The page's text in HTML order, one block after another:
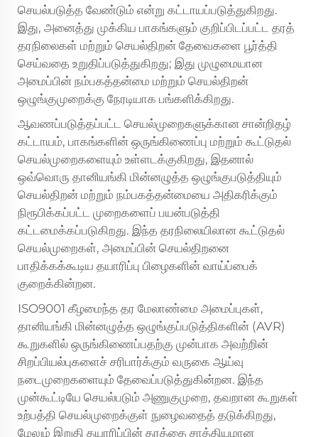
செயல்படுத்த வேண்டும் என்று கட்டாயப்படுத்துகிறது.
இது, அனைத்து முக்கிய பாகங்களும் குறிப்பிடப்பட்ட தரத்
தரநிலைகள் மற்றும் செயல்திறன் தேவைகளை பூர்த்தி
செய்வதை உறுதிப்படுத்துகிறது; இது முழுமையான
அமைப்பின் நம்பகத்தன்மை மற்றும் செயல்திறன்
ஒழுங்குமுறைக்கு நேரடியாக பங்களிக்கிறது.
ஆவணப்படுத்தப்பட்ட செயல்முறைகளுக்கான சான்றிதழ்
கட்டாயம், பாகங்களின் ஒருங்கிணைப்பு மற்றும் கூட்டுதல்
செயல்முறைகளையும் உள்ளடக்குகிறது, இதனால்
ஒவ்வொரு தானியங்கி மின்னழுத்த ஒழுங்குபடுத்தியும்
செயல்திறன் மற்றும் நம்பகத்தன்மையை அதிகரிக்கும்
நிரூபிக்கப்பட்ட முறைகளைப் பயன்படுத்தி
கட்டமைக்கப்படுகிறது. இந்த தரநிலையிலான கூட்டுதல்
செயல்முறைகள், அமைப்பின் செயல்திறனை
பாதிக்கக்கூடிய தயாரிப்பு பிழைகளின் வாய்ப்பைக்
குறைக்கின்றன.
ISO9001 கீழமைந்த தர மேலாண்மை அமைப்புகள்,
தானியங்கி மின்னழுத்த ஒழுங்குப்படுத்திகளின் (AVR)
கூறுகளில் ஒருங்கிணைப்பதற்கு முன்பாக அவற்றின்
சிறப்பியல்புகளைச் சரிபார்க்கும் வருகை ஆய்வு
நடைமுறைகளையும் தேவைப்படுத்துகின்றன. இந்த
முன்கூட்டியே செயல்படும் அணுகுமுறை, தவறான கூறுகள்
உற்பத்தி செயல்முறைக்குள் நுழைவதைத் தடுக்கிறது,
மேலும் இறுதி தயாரிப்பின் தரத்தை சாத்தியமான